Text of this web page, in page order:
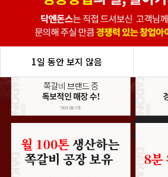
1일 동안 보지 않음
1일 동안 보지 않음
1일 동안 보지 않음
1일 동안 보지 않음
1일 동안 보지 않음